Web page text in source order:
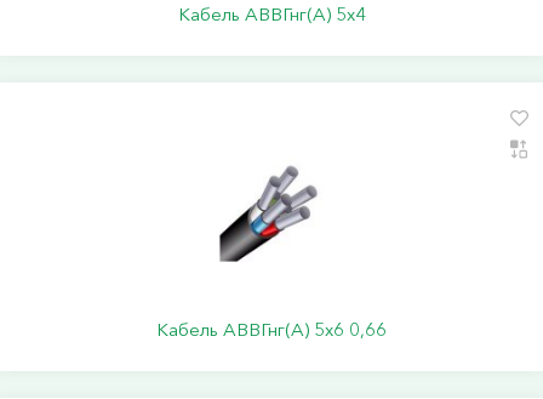
Кабель АВВГнг(А) 5х4
Кабель АВВГнг(А) 5х6 0,66